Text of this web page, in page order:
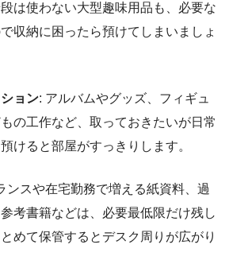
は使わない大型趣味用品も、必要な
収納に困ったら預けてしまいましょ
ョン: アルバムやグッズ、フィギュ
の工作など、取っておきたいが日常
けると部屋がすっきりします。
ンスや在宅勤務で増える紙資料、過
考書籍などは、必要最低限だけ残し
めて保管するとデスク周りが広がり